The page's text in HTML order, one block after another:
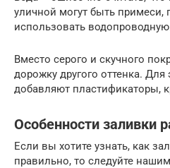
уличной могут быть примеси,
использовать
Вместо серого и скучного
дорожку другого оттенка. Для
добавляют пластификаторы,
Особенности заливки
Если вы хотите узнать, как
правильно, то следуйте